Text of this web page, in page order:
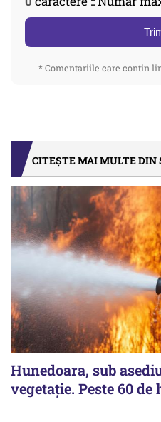
* Comentariile care contin
CITEȘTE MAI MULTE DIN
Hunedoara, sub
vegetație. Peste 60 de